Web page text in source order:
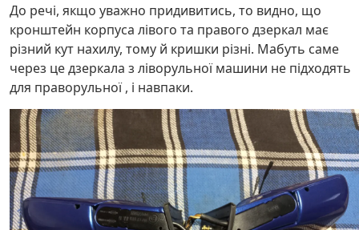
До речі, якщо уважно придивитись, то видно, що
кронштейн корпуса лівого та правого дзеркал має
різний кут нахилу, тому й кришки різні. Мабуть саме
через це дзеркала з ліворульної машини не підходять
для праворульної , і навпаки.